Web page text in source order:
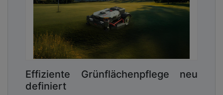
Effiziente Grünflächenpflege neu
definiert